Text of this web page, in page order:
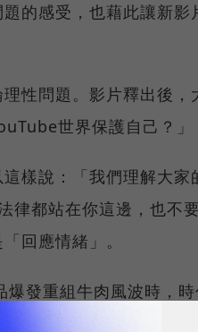
的感受，也藉此讓新
性問題。影片釋出後
世界保護自己？」
樣說：「我們理解大
都站在你這邊，也不
回應情緒」。
發重組牛肉風波時，